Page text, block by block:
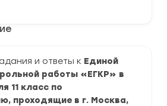
и ответы к Единой
работы «ЕГКР» в
11 класс по
проходящие в г. Москва,